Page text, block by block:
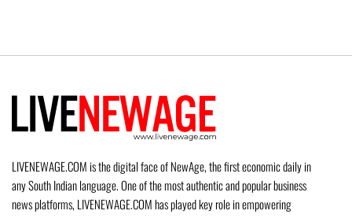
LIVENEWAGE.COM is the digital face of NewAge, the first economic daily in
any South Indian language. One of the most authentic and popular business
news platforms, LIVENEWAGE.COM has played key role in empowering